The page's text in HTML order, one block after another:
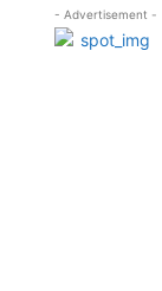
- Advertisement -